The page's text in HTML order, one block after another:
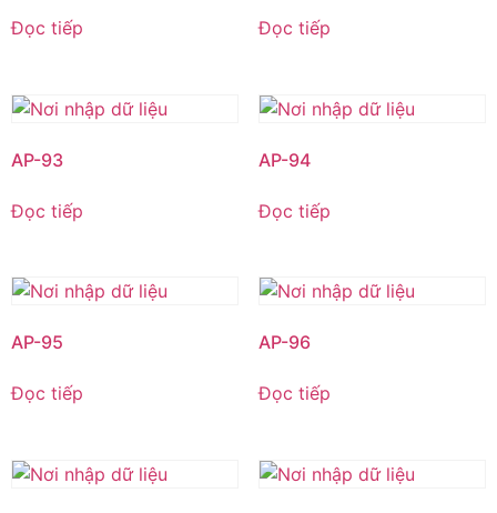
Đọc tiếp Đọc tiếp
AP-93
Đọc tiếp
AP-94
Đọc tiếp
AP-95
Đọc tiếp
AP-96
Đọc tiếp